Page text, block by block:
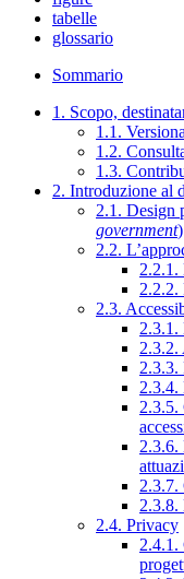
tabelle
glossario
Sommario
1. Scopo,
1.1.
1.2.
1.3.
2. Introduzione al
2.1. Design
government)
2.2.
2.2.1.
2.2.2.
2.3.
2.3.1.
2.3.2.
2.3.3.
2.3.4.
2.3.5.
2.3.6.
2.3.7.
2.3.8.
2.4. Privacy
2.4.1.